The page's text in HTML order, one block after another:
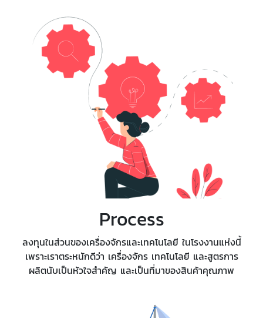
Process
ลงทุนในส่วนของเครื่องจักรและเทคโนโลยี ในโรงงานแห่งนี้
เพราะเราตระหนักดีว่า เครื่องจักร เทคโนโลยี และสูตรการ
ผลิตนับเป็นหัวใจสำคัญ และเป็นที่มาของสินค้าคุณภาพ